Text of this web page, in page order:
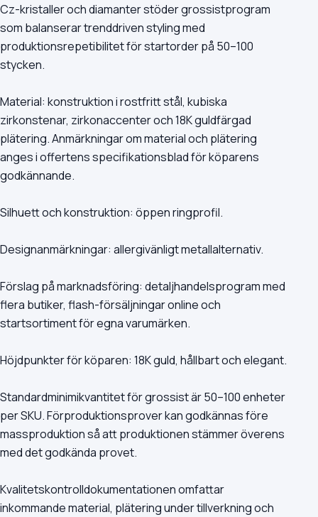
Cz-kristaller och diamanter stöder grossistprogram
som balanserar trenddriven styling med
produktionsrepetibilitet för startorder på 50–100
stycken.
Material: konstruktion i rostfritt stål, kubiska
zirkonstenar, zirkonaccenter och 18K guldfärgad
plätering. Anmärkningar om material och plätering
anges i offertens specifikationsblad för köparens
godkännande.
Silhuett och konstruktion: öppen ringprofil.
Designanmärkningar: allergivänligt metallalternativ.
Förslag på marknadsföring: detaljhandelsprogram med
flera butiker, flash-försäljningar online och
startsortiment för egna varumärken.
Höjdpunkter för köparen: 18K guld, hållbart och elegant.
Standardminimikvantitet för grossist är 50–100 enheter
per SKU. Förproduktionsprover kan godkännas före
massproduktion så att produktionen stämmer överens
med det godkända provet.
Kvalitetskontrolldokumentationen omfattar
inkommande material, plätering under tillverkning och